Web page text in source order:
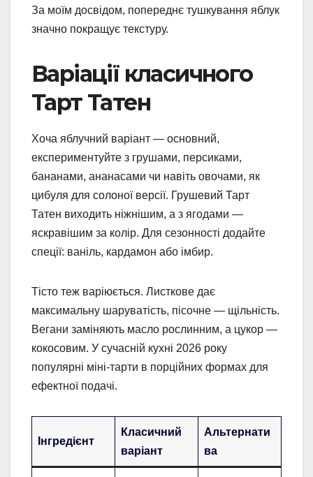
За моїм досвідом, попереднє тушкування яблук
значно покращує текстуру.
Варіації класичного
Тарт Татен
Хоча яблучний варіант — основний,
експериментуйте з грушами, персиками,
бананами, ананасами чи навіть овочами, як
цибуля для солоної версії. Грушевий Тарт
Татен виходить ніжнішим, а з ягодами —
яскравішим за колір. Для сезонності додайте
спеції: ваніль, кардамон або імбир.
Тісто теж варіюється. Листкове дає
максимальну шаруватість, пісочне — щільність.
Вегани заміняють масло рослинним, а цукор —
кокосовим. У сучасній кухні 2026 року
популярні міні-тарти в порційних формах для
ефектної подачі.
Інгредієнт
Класичний
варіант
Альтернати
ва